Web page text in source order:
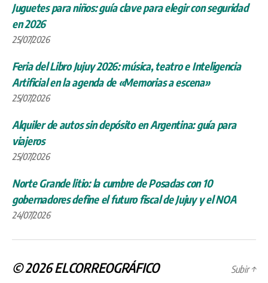
Juguetes para niños: guía clave para elegir con seguridad
en 2026
25/07/2026
Feria del Libro Jujuy 2026: música, teatro e Inteligencia
Artificial en la agenda de «Memorias a escena»
25/07/2026
Alquiler de autos sin depósito en Argentina: guía para
viajeros
25/07/2026
Norte Grande litio: la cumbre de Posadas con 10
gobernadores define el futuro fiscal de Jujuy y el NOA
24/07/2026
© 2026ELCORREOGRÁFICO Subir↑